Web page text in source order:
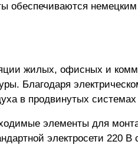
обеспечиваются
жилых, офисных и
Благодаря
в продвинутых
элементы для
электросети 220